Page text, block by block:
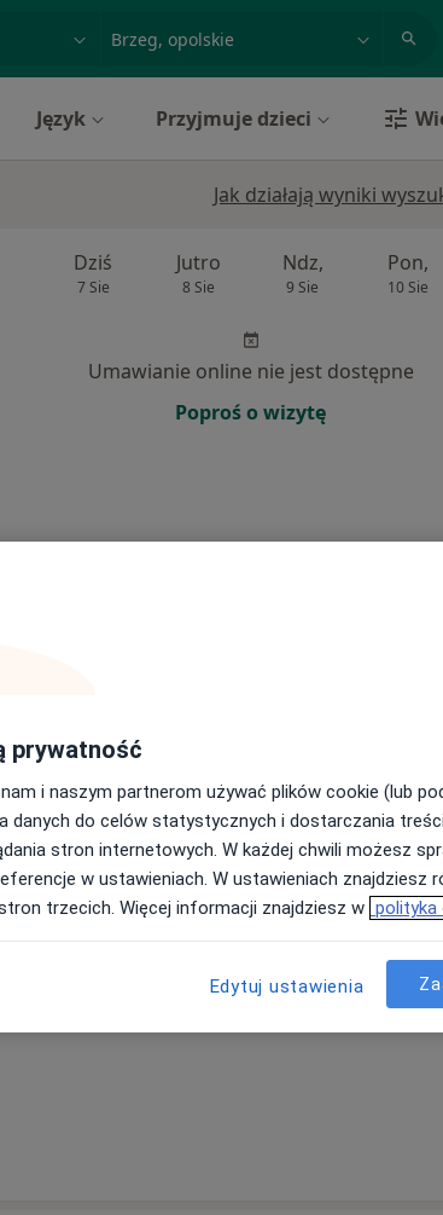
Język Przyjmuje dzieci
Jak działają wyniki
Dziś
7 Sie
Jutro
8 Sie
Ndz,
9 Sie
Pon,
10 Sie
Umawianie online nie jest dostępne
Poproś o wizytę
bliskich Twojemu wyszukiwaniu.
Dziś Jutro
8 Sie
Ndz, Pon,
Umawianie online nie jest dostępne
prywatność
i naszym partnerom używać plików cookie (lub
danych do celów statystycznych i dostarczania
stron internetowych. W każdej chwili możesz
w ustawieniach. W ustawieniach znajdziesz
trzecich. Więcej informacji znajdziesz w polityka
Edytuj ustawienia